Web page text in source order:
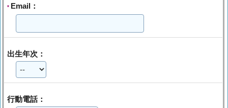
* Email：
出生年次：
行動電話：